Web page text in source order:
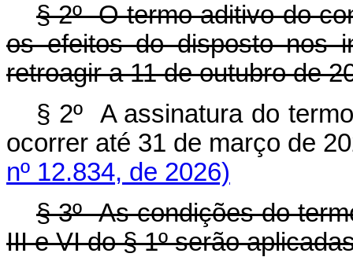
§ 2º O termo aditivo do
os efeitos do disposto nos
retroagir a 11 de outubro de
§ 2º A assinatura do
ocorrer até 31 de março
nº 12.834, de 2026)
§ 3º As condições do
III e VI do § 1º serão